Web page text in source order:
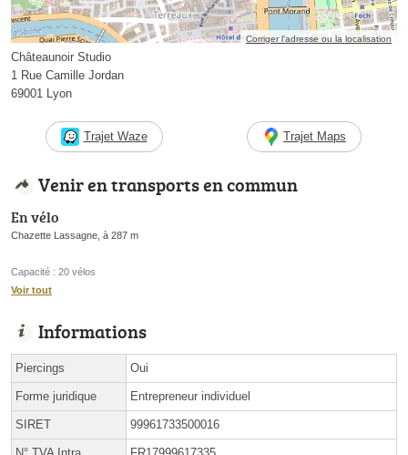
Corriger l’adresse ou la localisation
Châteaunoir Studio
1 Rue Camille Jordan
69001 Lyon
Trajet Waze Trajet Maps
Venir en transports en commun
En vélo
Chazette Lassagne, à 287 m
Capacité : 20 vélos
Voir tout
Informations
Piercings Oui
Forme juridique Entrepreneur individuel
SIRET 99961733500016